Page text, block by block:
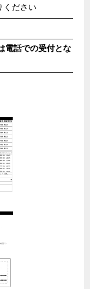
ください
電話での受付とな